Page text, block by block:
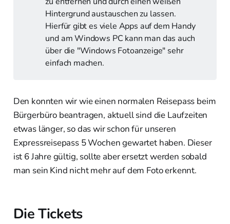
Hintergrund austauschen zu lassen.
Hierfür gibt es viele Apps auf dem Handy
und am Windows PC kann man das auch
über die "Windows Fotoanzeige" sehr
einfach machen.
Den konnten wir wie einen normalen Reisepass beim
Bürgerbüro beantragen, aktuell sind die Laufzeiten
etwas länger, so das wir schon für unseren
Expressreisepass 5 Wochen gewartet haben. Dieser
ist 6 Jahre gültig, sollte aber ersetzt werden sobald
man sein Kind nicht mehr auf dem Foto erkennt.
Die Tickets